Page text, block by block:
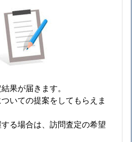
果が届きます。
いての提案をしてもらえま
る場合は、訪問査定の希望